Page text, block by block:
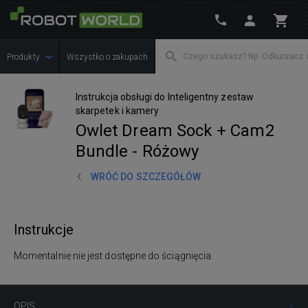
Produkty Wszystko o zakupach
Instrukcja obsługi do Inteligentny zestaw
skarpetek i kamery
Owlet Dream Sock + Cam2
Bundle - Różowy
WRÓĆ DO SZCZEGÓŁÓW
Instrukcje
Momentalnie nie jest dostępne do ściągnięcia.